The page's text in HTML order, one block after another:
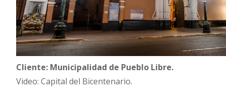
Cliente: Municipalidad de Pueblo Libre.
Video: Capital del Bicentenario.